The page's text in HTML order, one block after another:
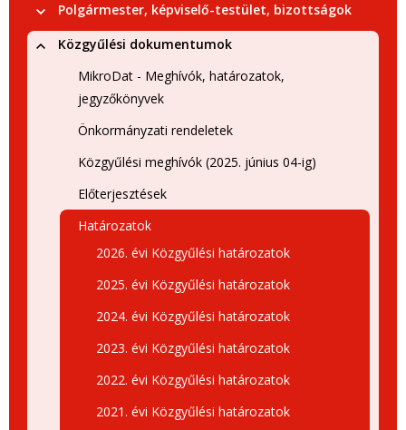
Polgármester, képviselő-testület, bizottságok
Közgyűlési dokumentumok
MikroDat - Meghívók, határozatok,
jegyzőkönyvek
Önkormányzati rendeletek
Közgyűlési meghívók (2025. június 04-ig)
Előterjesztések
Határozatok
2026. évi Közgyűlési határozatok
2025. évi Közgyűlési határozatok
2024. évi Közgyűlési határozatok
2023. évi Közgyűlési határozatok
2022. évi Közgyűlési határozatok
2021. évi Közgyűlési határozatok